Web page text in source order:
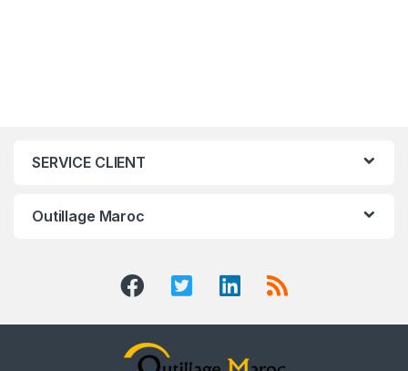
SERVICE CLIENT
Outillage Maroc